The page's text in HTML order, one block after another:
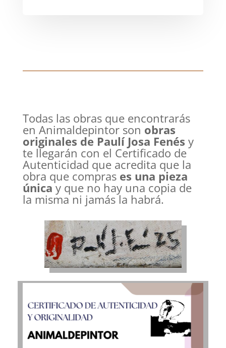
Todas las obras que encontrarás
en Animaldepintor son obras
originales de Paulí Josa Fenés y
te llegarán con el Certificado de
Autenticidad que acredita que la
obra que compras es una pieza
únicay que no hay una copia de
la misma ni jamás la habrá.